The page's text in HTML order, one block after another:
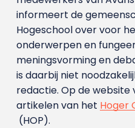
informeert de
Hogeschool over voor
onderwerpen en
meningsvorming en
is daarbij niet
redactie. Op de website
artikelen van het Hoger
(HOP).